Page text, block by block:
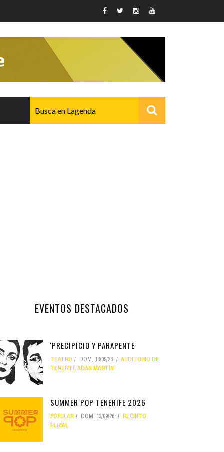
EVENTOS DESTACADOS
'PRECIPICIO Y PARAPENTE'
TEATRO DOM, 13/09/26
AUDITORIO DE
TENERIFE ADÁN MARTÍN
SUMMER POP TENERIFE 2026
POPULAR DOM, 13/09/26
RECINTO
FERIAL